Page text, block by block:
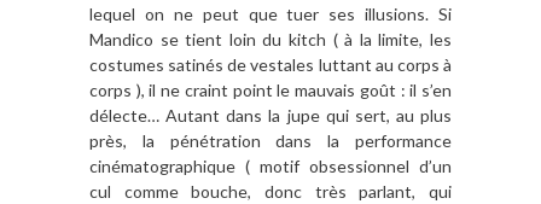
lequel on ne peut que tuer ses illusions. Si
Mandico se tient loin du kitch ( à la limite, les
costumes satinés de vestales luttant au corps à
corps ), il ne craint point le mauvais goût : il s’en
délecte… Autant dans la jupe qui sert, au plus
près, la pénétration dans la performance
cinématographique ( motif obsessionnel d’un
cul comme bouche, donc très parlant, qui